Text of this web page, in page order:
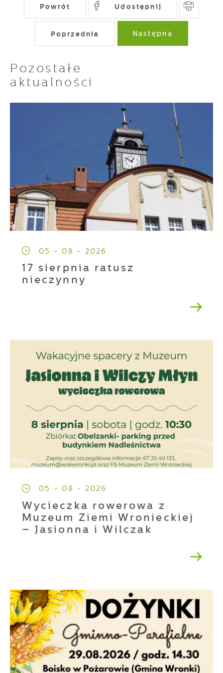
Powrót Udostępnij
Poprzednia Następna
Pozostałe
aktualności
05 - 08 - 2026
17 sierpnia ratusz
nieczynny
05 - 08 - 2026
Wycieczka rowerowa z
Muzeum Ziemi Wronieckiej
– Jasionna i Wilczak